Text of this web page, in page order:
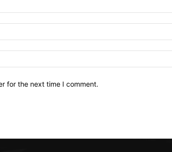
for the next time I comment.